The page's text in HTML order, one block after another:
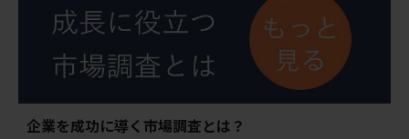
企業を成功に導く市場調査とは？